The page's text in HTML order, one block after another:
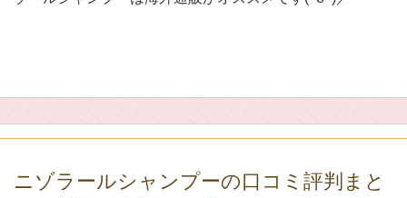
ニゾラールシャンプーの口コミ評判まと